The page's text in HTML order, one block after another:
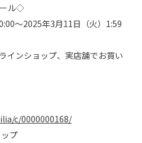
ル◇
～2025年3月11日（火）1:59
インショップ、実店舗でお買い
c/0000000168/
プ